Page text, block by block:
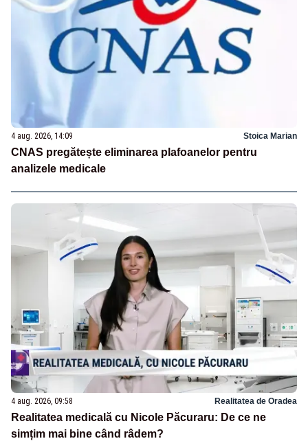
4 aug. 2026, 14:09 Stoica Marian
CNAS pregătește eliminarea plafoanelor pentru
analizele medicale
4 aug. 2026, 09:58 Realitatea de Oradea
Realitatea medicală cu Nicole Păcuraru: De ce ne
simțim mai bine când râdem?